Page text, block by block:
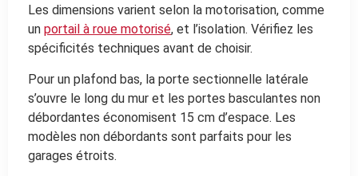
Les dimensions varient selon la motorisation, comme
un portail à roue motorisé, et l’isolation. Vérifiez les
spécificités techniques avant de choisir.
Pour un plafond bas, la porte sectionnelle latérale
s’ouvre le long du mur et les portes basculantes non
débordantes économisent 15 cm d’espace. Les
modèles non débordants sont parfaits pour les
garages étroits.